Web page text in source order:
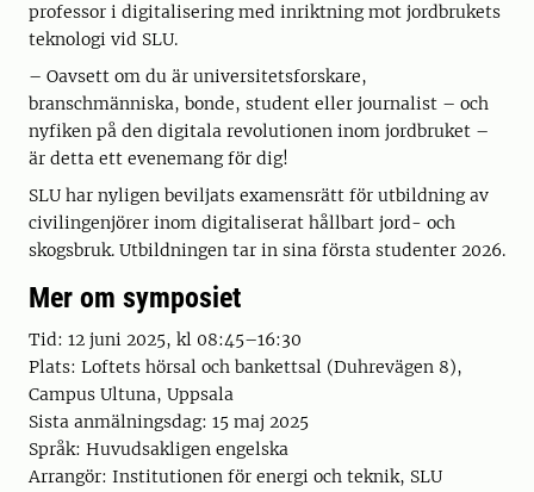
professor i digitalisering med inriktning mot jordbrukets
teknologi vid SLU.
– Oavsett om du är universitetsforskare,
branschmänniska, bonde, student eller journalist – och
nyfiken på den digitala revolutionen inom jordbruket –
är detta ett evenemang för dig!
SLU har nyligen beviljats examensrätt för utbildning av
civilingenjörer inom digitaliserat hållbart jord- och
skogsbruk. Utbildningen tar in sina första studenter 2026.
Mer om symposiet
Tid: 12 juni 2025, kl 08:45–16:30
Plats: Loftets hörsal och bankettsal (Duhrevägen 8),
Campus Ultuna, Uppsala
Sista anmälningsdag: 15 maj 2025
Språk: Huvudsakligen engelska
Arrangör: Institutionen för energi och teknik, SLU